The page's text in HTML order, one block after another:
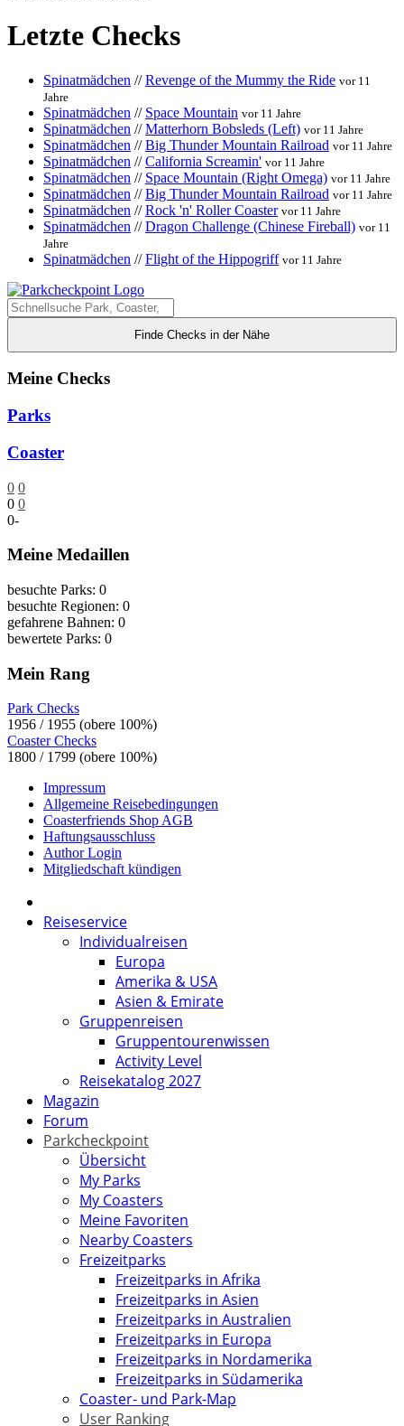
Letzte Checks
Spinatmädchen //Revenge of the Mummy the Ride vor 11
Jahre
Spinatmädchen // Space Mountain vor 11 Jahre
Spinatmädchen //Matterhorn Bobsleds (Left) vor 11 Jahre
Spinatmädchen //Big Thunder Mountain Railroad vor 11 Jahre
Spinatmädchen //California Screamin' vor 11 Jahre
Spinatmädchen // Space Mountain (Right Omega) vor 11 Jahre
Spinatmädchen //Big Thunder Mountain Railroad vor 11 Jahre
Spinatmädchen //Rock 'n' Roller Coaster vor 11 Jahre
Spinatmädchen //Dragon Challenge (Chinese Fireball) vor 11
Jahre
Spinatmädchen //Flight of the Hippogriff vor 11 Jahre
Finde Checks in der Nähe
Meine Checks
Parks
Coaster
0 0
0 0
0-
Meine Medaillen
besuchte Parks: 0
besuchte Regionen: 0
gefahrene Bahnen: 0
bewertete Parks: 0
Mein Rang
Park Checks
1956 / 1955 (obere 100%)
Coaster Checks
1800 / 1799 (obere 100%)
Impressum
Allgemeine Reisebedingungen
Coasterfriends Shop AGB
Haftungsausschluss
Author Login
Mitgliedschaft kündigen
Reiseservice
Individualreisen
Europa
Amerika & USA
Asien & Emirate
Gruppenreisen
Gruppentourenwissen
Activity Level
Reisekatalog 2027
Magazin
Forum
Parkcheckpoint
Übersicht
My Parks
My Coasters
Meine Favoriten
Nearby Coasters
Freizeitparks
Freizeitparks in Afrika
Freizeitparks in Asien
Freizeitparks in Australien
Freizeitparks in Europa
Freizeitparks in Nordamerika
Freizeitparks in Südamerika
Coaster- und Park-Map
User Ranking